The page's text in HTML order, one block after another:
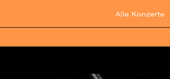
Alle Konzerte